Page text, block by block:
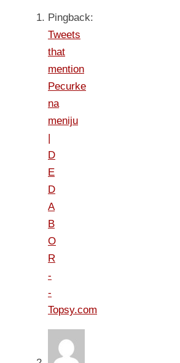
Pingback:
Tweets
that
mention
Pecurke
na
meniju
|
D
E
D
A
B
O
R
-
-
Topsy.com